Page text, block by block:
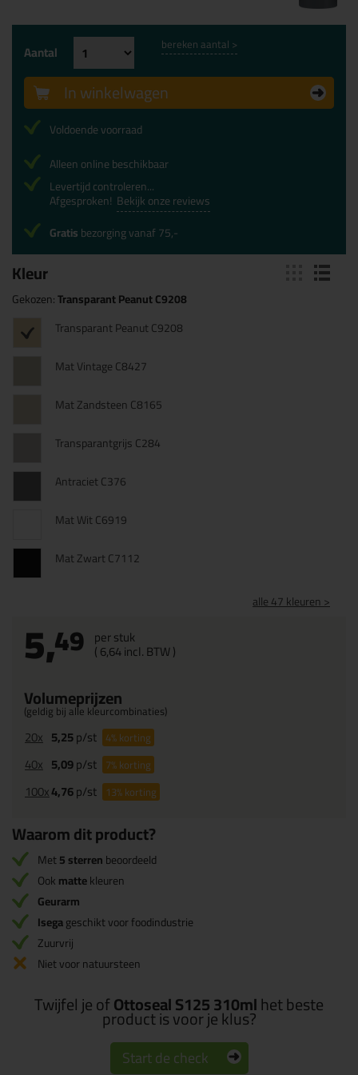
Kleur
Gekozen:Transparant Peanut C9208
Transparant Peanut C9208
Mat Vintage C8427
Mat Zandsteen C8165
Transparantgrijs C284
Antraciet C376
Mat Wit C6919
Mat Zwart C7112
alle 47 kleuren >
5,49 per stuk
(6,64incl. BTW )
Volumeprijzen
(geldig bij alle kleurcombinaties)
20x 5,25p/st 4%korting
40x 5,09p/st 7%korting
100x4,76p/st 13%korting
Aantal bereken aantal >
In winkelwagen
Voldoende voorraad
Alleen online beschikbaar
Levertijd controleren...
Afgesproken! Bekijk onze reviews
Gratisbezorging vanaf 75,-
Waarom dit product?
Met5 sterrenbeoordeeld
Ookmattekleuren
Geurarm
Isegageschikt voor foodindustrie
Zuurvrij
Niet voor natuursteen
Twijfel je ofOttoseal S125 310mlhet beste
product is voor je klus?
Start de check